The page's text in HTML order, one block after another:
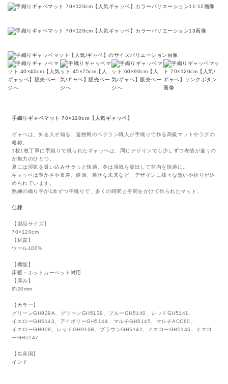
手織りギャベマット 70×120cm【人気ギャッベ】
ギャベは、知る人ぞ知る、遊牧民のベテラン職人が手織りで作る高級マットやラグの
略称。
1枚1枚丁寧に手織りで織られたギャッベは、同じデザインでも少しずつ表情が違うの
が魅力のひとつ。
夏には湿気を吸い込みサラっと快適。冬は湿気を放出して室内を快適に。
ギャッベは豊かさや長寿、健康、幸せな未来など、デザインに様々な想いや祈りが込
められています。
熟練の織り手が1本ずつ手織りで、多くの時間と手間をかけて作られたマット。
仕様
【製品サイズ】
70×120cm
【材質】
ウール100%
【機能】
床暖・ホットカーペット対応
【厚み】
約20mm
【カラー】
グリーンGH929A、グリーンGH5139、ブルーGH5140、レッドGH5141、
イエローGH5143、アイボリーGH5144、マルチGH5145、マルチACC60、
イエローGH908、レッドGH916B、ブラウンGH5142、イエローGH5146、イエロ
ーGH5147
【生産国】
インド